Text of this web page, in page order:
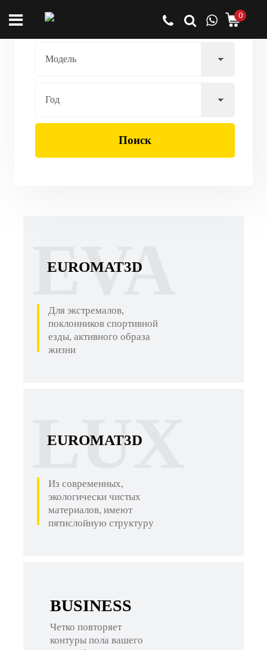
0
Поиск
EVA
EUROMAT3D
Для экстремалов,
поклонников спортивной
езды, активного образа
жизни
LUX
EUROMAT3D
Из современных,
экологически чистых
материалов, имеют
пятислойную структуру
BUSINESS
Четко повторяет
контуры пола вашего